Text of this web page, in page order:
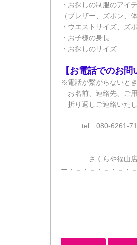
・お探しの制服のアイ
（ブレザー、ズボン、
・ウエストサイズ、ズ
・お子様の身長
・お探しのサイズ
【お電話でのお問
※電話が繋がらないと
お名前、連絡先、ご用
折り返しご連絡いた
tel 080-6261-
さくらや福山店
ー・－・－・－・－・